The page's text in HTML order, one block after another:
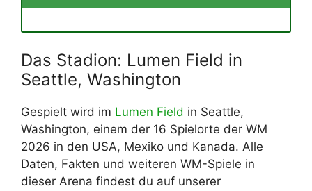
Das Stadion: Lumen Field in
Seattle, Washington
Gespielt wird im Lumen Field in Seattle,
Washington, einem der 16 Spielorte der WM
2026 in den USA, Mexiko und Kanada. Alle
Daten, Fakten und weiteren WM-Spiele in
dieser Arena findest du auf unserer